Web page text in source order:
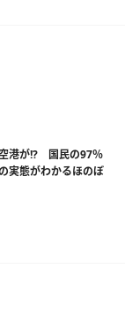
空港が!? 国民の97％
実態がわかるほのぼ